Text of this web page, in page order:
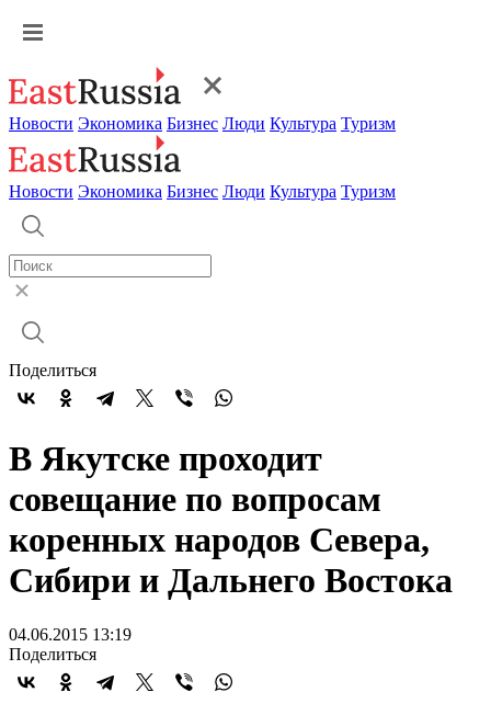
Новости Экономика Бизнес Люди Культура Туризм
Новости Экономика Бизнес Люди Культура Туризм
Поделиться
В Якутске проходит
совещание по вопросам
коренных народов Севера,
Сибири и Дальнего Востока
04.06.2015 13:19
Поделиться